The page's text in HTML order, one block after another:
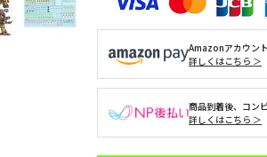
Amazonアカウン
詳しくはこちら ＞
商品到着後、コン
詳しくはこちら ＞